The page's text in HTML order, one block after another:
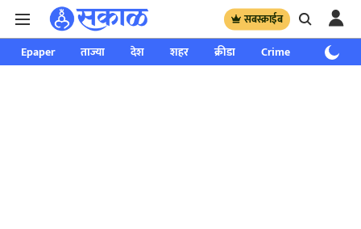
सबस्क्राईब
Epaper ताज्या देश शहर क्रीडा Crime साप्ताहिक